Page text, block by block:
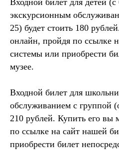
Входной билет для детей (c
экскурсионным
25) будет стоить 180
онлайн, пройдя по ссылке
системы или приобрести
музее.
Входной билет для
обслуживанием с группой
210 рублей. Купить его вы
по ссылке на сайт нашей
приобрести билет